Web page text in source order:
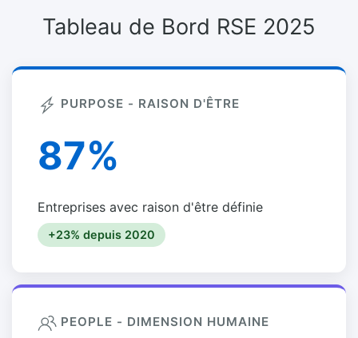
Tableau de Bord RSE 2025
PURPOSE - RAISON D'ÊTRE
87%
Entreprises avec raison d'être définie
+23% depuis 2020
PEOPLE - DIMENSION HUMAINE